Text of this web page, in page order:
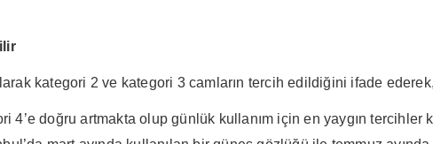
kategori 2 ve kategori 3 camların tercih edildiğini ifade
doğru artmakta olup günlük kullanım için en yaygın tercihler